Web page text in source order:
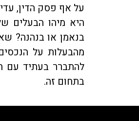
על אף פסק הדין,
היא מיהו הבעלים
בנאמן או בנהנה?
מהבעלות על
להתברר בעתיד עם
בתחום זה.